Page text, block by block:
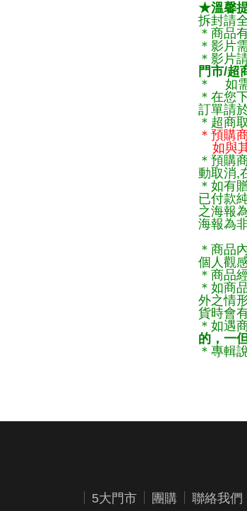
★溫馨
拆封請
＊商品
＊影片
＊影片
門市/超
＊ 如需
＊在您
訂單請
＊超商
＊預購
如與其
＊預購
動取消,
＊如有
已付款
之海報
海報為
＊商品
個人觀
＊商品
＊如商
外之情
貨時會
＊如遇
的，一
＊專輯
5大門市 團購 聯絡我們